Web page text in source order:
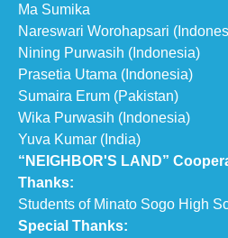
Ma Sumika
Nareswari Worohapsari
Nining Purwasih (Indonesia)
Prasetia Utama (Indonesia)
Sumaira Erum (Pakistan)
Wika Purwasih (Indonesia)
Yuva Kumar (India)
“NEIGHBOR'S LAND”
Thanks:
Students of Minato Sogo High
Special Thanks: